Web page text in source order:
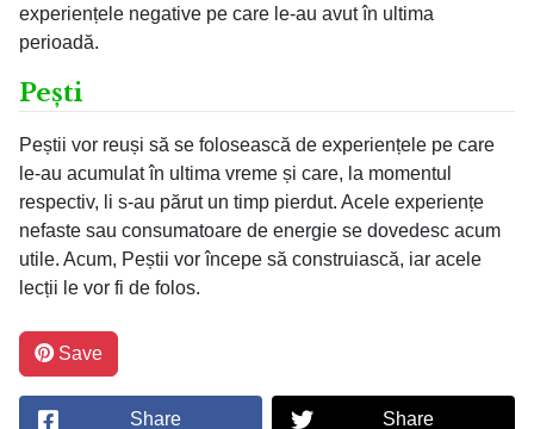
experiențele negative pe care le-au avut în ultima
perioadă.
Pești
Peștii vor reuși să se folosească de experiențele pe care
le-au acumulat în ultima vreme și care, la momentul
respectiv, li s-au părut un timp pierdut. Acele experiențe
nefaste sau consumatoare de energie se dovedesc acum
utile. Acum, Peștii vor începe să construiască, iar acele
lecții le vor fi de folos.
Save
Share Share